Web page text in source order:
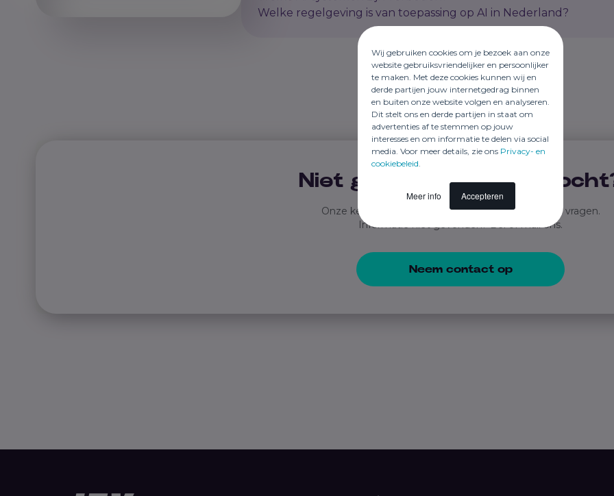
Wij gebruiken cookies om je bezoek aan onze
website gebruiksvriendelijker en persoonlijker
te maken. Met deze cookies kunnen wij en
derde partijen jouw internetgedrag binnen
en buiten onze website volgen en analyseren.
Dit stelt ons en derde partijen in staat om
advertenties af te stemmen op jouw
interesses en om informatie te delen via social
media. Voor meer details, zie ons Privacy- en
cookiebeleid
Meer info Accepteren
Welke regelgeving is van toepassing op AI in Nederland?
Niet gevonden wat je
Onze kennisbank geeft antwoord op veelgestelde vragen.
Informatie niet gevonden? Bel of mail ons.
Neem contact op